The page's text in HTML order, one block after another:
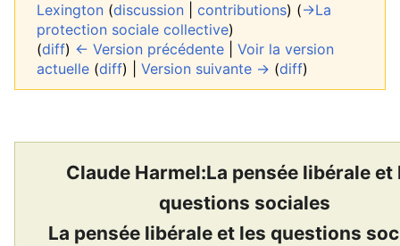
Lexington (discussion contributions) (→‎La
protection sociale collective)
(diff) ← Version précédente
Voir la version
actuelle (diff) | Version suivante → (diff)
Claude Harmel:La pensée libérale et
questions sociales
La pensée libérale et les questions